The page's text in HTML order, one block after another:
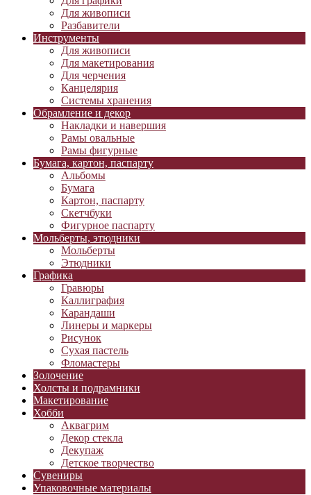
Для живописи
Разбавители
Инструменты
Для живописи
Для макетирования
Для черчения
Канцелярия
Системы хранения
Обрамление и декор
Накладки и навершия
Рамы овальные
Рамы фигурные
Бумага, картон, паспарту
Альбомы
Бумага
Картон, паспарту
Скетчбуки
Фигурное паспарту
Мольберты, этюдники
Мольберты
Этюдники
Графика
Гравюры
Каллиграфия
Карандаши
Линеры и маркеры
Рисунок
Сухая пастель
Фломастеры
Золочение
Холсты и подрамники
Макетирование
Хобби
Аквагрим
Декор стекла
Декупаж
Детское творчество
Сувениры
Упаковочные материалы